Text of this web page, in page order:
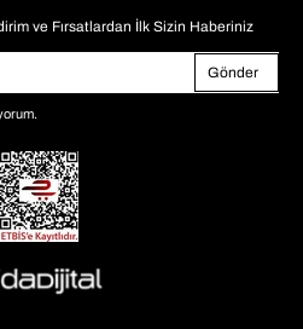
ve Fırsatlardan İlk Sizin Haberiniz
Gönder